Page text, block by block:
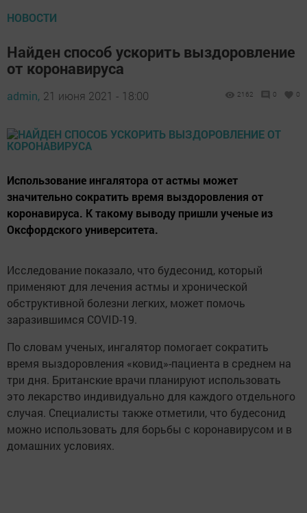
НОВОСТИ
Найден способ ускорить выздоровление
от коронавируса
admin, 21 июня 2021 - 18:00 2162 0 0
Использование ингалятора от астмы может
значительно сократить время выздоровления от
коронавируса. К такому выводу пришли ученые из
Оксфордского университета.
Исследование показало, что будесонид, который
применяют для лечения астмы и хронической
обструктивной болезни легких, может помочь
заразившимся COVID-19.
По словам ученых, ингалятор помогает сократить
время выздоровления «ковид»-пациента в среднем на
три дня. Британские врачи планируют использовать
это лекарство индивидуально для каждого отдельного
случая. Специалисты также отметили, что будесонид
можно использовать для борьбы с коронавирусом и в
домашних условиях.